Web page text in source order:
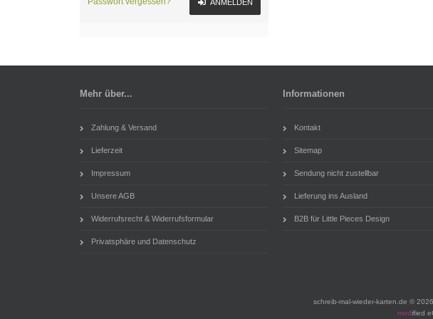
ANMELDEN
Mehr über...
Zahlung & Versand
Lieferzeit
Impressum
Unsere AGB
Widerrufsrecht & Widerrufsformular
Privatsphäre und Datenschutz
Informationen
Kontakt
Sitemap
Sendung nicht zustellbar
Lieferung ins Ausland
B2B für Little Pieces Design
schreib-mal-wieder-karten.de ©
modified